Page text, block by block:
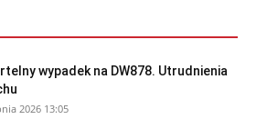
wypadek na DW878. Utrudnienia
2026 13:05